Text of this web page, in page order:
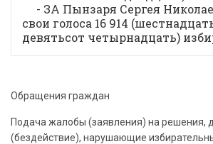
- ЗА Пынзаря Сергея
свои голоса 16 914
девятьсот четырнадцать)
Обращения граждан
Подача жалобы (заявления) на решения,
(бездействие), нарушающие